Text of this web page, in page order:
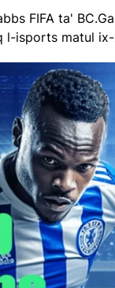
FIFA ta'
l-isports matul